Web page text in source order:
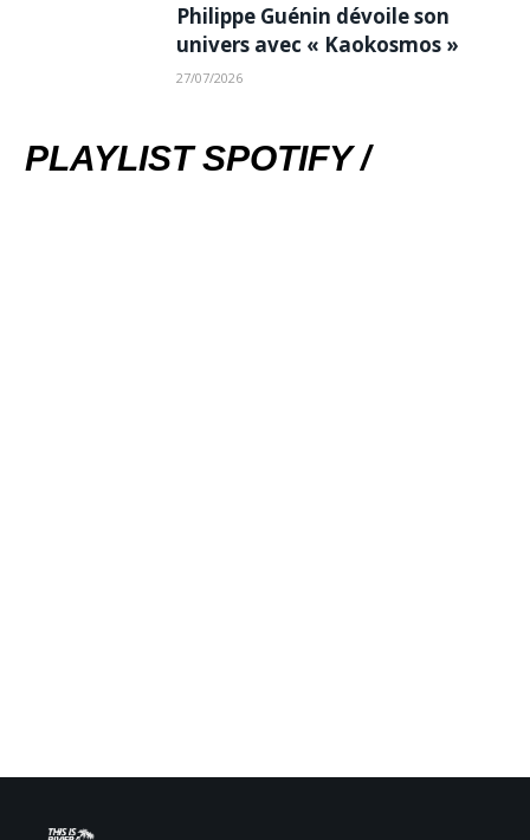
Philippe Guénin dévoile son
univers avec « Kaokosmos »
27/07/2026
PLAYLIST SPOTIFY /